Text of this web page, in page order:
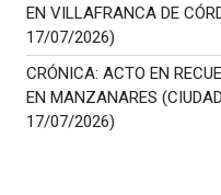
EN VILLAFRANCA DE
17/07/2026)
CRÓNICA: ACTO EN
EN MANZANARES
17/07/2026)